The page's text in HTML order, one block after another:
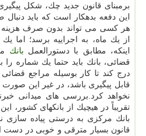
برمبنای قانون جدید چك، شكل
این دفعه بدهكار است كه باید
هر كسی می تواند بدون صرف هزینه
از یك ماه، به اجراییه برسد؛ اما
اینكه، مطابق با دستورالعمل بانك
قضائی، بانك باید حتما یك شماره
درج كند تا كار بوسیله مراجع قضائی
قابل پیگیری باشد، در غیر این
نخواهد كرد.بررسی های میدانی
تقریباً در هیچیك از بانكهای كشور،
بانك مركزی به درستی پیاده سازی
قانون بسیار مترقی و خوبی در دست